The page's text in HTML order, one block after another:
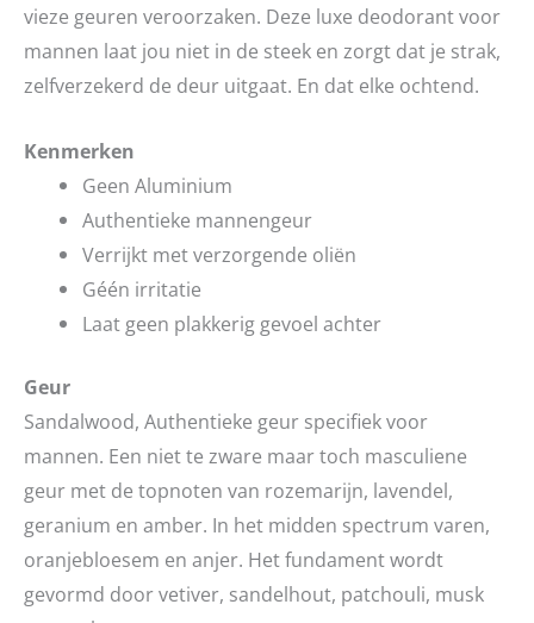
vieze geuren veroorzaken. Deze luxe deodorant voor
mannen laat jou niet in de steek en zorgt dat je strak,
zelfverzekerd de deur uitgaat. En dat elke ochtend.
Kenmerken
Geen Aluminium
Authentieke mannengeur
Verrijkt met verzorgende oliën
Géén irritatie
Laat geen plakkerig gevoel achter
Geur
Sandalwood, Authentieke geur specifiek voor
mannen. Een niet te zware maar toch masculiene
geur met de topnoten van rozemarijn, lavendel,
geranium en amber. In het midden spectrum varen,
oranjebloesem en anjer. Het fundament wordt
gevormd door vetiver, sandelhout, patchouli, musk